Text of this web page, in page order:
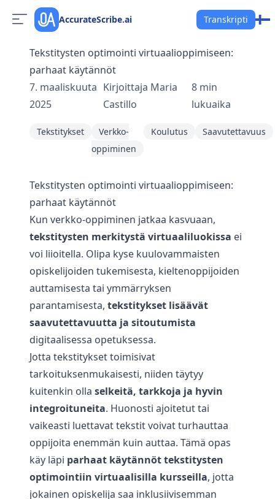
AccurateScribe.ai Transkripti
Tekstitysten optimointi virtuaalioppimiseen:
parhaat käytännöt
7. maaliskuuta
2025
Kirjoittaja Maria
Castillo
8 min
lukuaika
Tekstitykset
Verkko-
oppiminen
Koulutus Saavutettavuus
Tekstitysten optimointi virtuaalioppimiseen:
parhaat käytännöt
Kun verkko-oppiminen jatkaa kasvuaan,
tekstitysten merkitystä virtuaaliluokissa ei
voi liioitella. Olipa kyse kuulovammaisten
opiskelijoiden tukemisesta, kieltenoppijoiden
auttamisesta tai ymmärryksen
parantamisesta, tekstitykset lisäävät
saavutettavuutta ja sitoutumista
digitaalisessa opetuksessa.
Jotta tekstitykset toimisivat
tarkoituksenmukaisesti, niiden täytyy
kuitenkin olla selkeitä, tarkkoja ja hyvin
integroituneita. Huonosti ajoitetut tai
vaikeasti luettavat tekstit voivat turhauttaa
oppijoita enemmän kuin auttaa. Tämä opas
käy läpi parhaat käytännöt tekstitysten
optimointiin virtuaalisilla kursseilla, jotta
jokainen opiskelija saa inklusiivisemman